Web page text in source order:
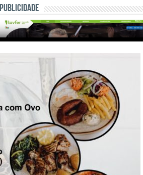
Publicidade
OPINIÃO E CRÓNICAS
Matraquilhos… Autor:
Fernando Roldão
6 de Agosto de 2026